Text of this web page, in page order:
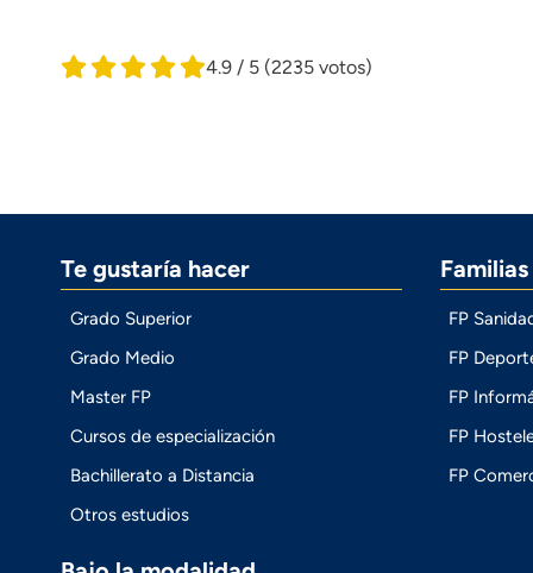
4.9 / 5 (2235 votos)
Te gustaría hacer
Grado Superior
Grado Medio
Master FP
Cursos de especialización
Bachillerato a Distancia
Otros estudios
FP
FP
FP
FP
FP